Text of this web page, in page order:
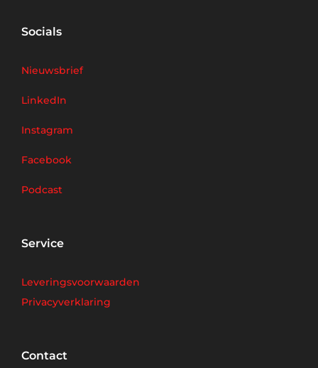
Socials
Nieuwsbrief
LinkedIn
Instagram
Facebook
Podcast
Service
Leveringsvoorwaarden
Privacyverklaring
Contact